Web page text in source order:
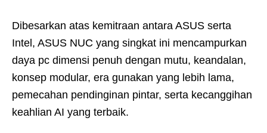
Dibesarkan atas kemitraan antara ASUS serta
Intel, ASUS NUC yang singkat ini mencampurkan
daya pc dimensi penuh dengan mutu, keandalan,
konsep modular, era gunakan yang lebih lama,
pemecahan pendinginan pintar, serta kecanggihan
keahlian AI yang terbaik.